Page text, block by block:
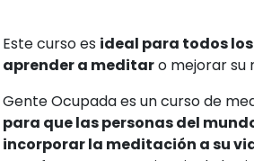
Este curso es ideal para todos
aprender a meditaro mejorar su
Gente Ocupada es un curso de
para que las personas del
incorporar la meditación a su